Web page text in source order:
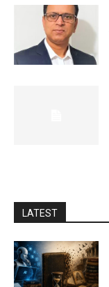
LATEST